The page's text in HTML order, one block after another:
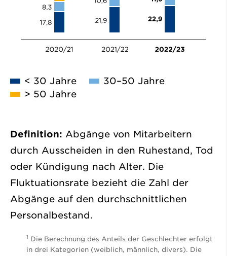
< 30 Jahre
30–50 Jahre
> 50 Jahre
Definition: Abgänge von Mitarbeitern
durch Ausscheiden in den Ruhestand, Tod
oder Kündigung nach Alter. Die
Fluktuationsrate bezieht die Zahl der
Abgänge auf den durchschnittlichen
Personalbestand.
1 Die Berechnung des Anteils der Geschlechter erfolgt
in drei Kategorien (weiblich, männlich, divers). Die